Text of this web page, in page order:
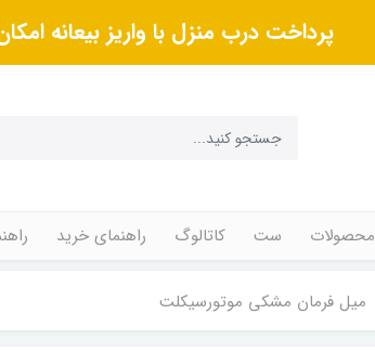
پرداخت درب منزل با واریز بیعانه
محصولات ست کاتالوگ راهنمای خرید
میل فرمان مشکی موتورسیکلت